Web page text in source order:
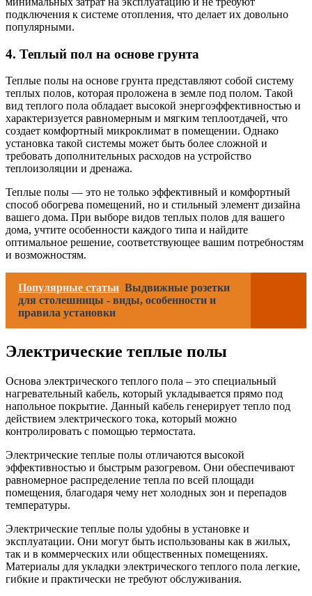
подключения к системе отопления, что делает их довольно
популярными.
4. Теплый пол на основе грунта
Теплые полы на основе грунта представляют собой систему
теплых полов, которая проложена в земле под полом. Такой
вид теплого пола обладает высокой энергоэффективностью и
характеризуется равномерным и мягким теплоотдачей, что
создает комфортный микроклимат в помещении. Однако
установка такой системы может быть более сложной и
требовать дополнительных расходов на устройство
теплоизоляции и дренажа.
Теплые полы — это не только эффективный и комфортный
способ обогрева помещений, но и стильный элемент дизайна
вашего дома. При выборе видов теплых полов для вашего
дома, учтите особенности каждого типа и найдите
оптимальное решение, соответствующее вашим потребностям
и возможностям.
Популярные статьи Выдвижные розетки
для столешницы - виды, особенности и
правила установки
Электрические теплые полы
Основа электрического теплого пола – это специальный
нагревательный кабель, который укладывается прямо под
напольное покрытие. Данный кабель генерирует тепло под
действием электрического тока, который можно
контролировать с помощью термостата.
Электрические теплые полы отличаются высокой
эффективностью и быстрым разогревом. Они обеспечивают
равномерное распределение тепла по всей площади
помещения, благодаря чему нет холодных зон и перепадов
температуры.
Электрические теплые полы удобны в установке и
эксплуатации. Они могут быть использованы как в жилых,
так и в коммерческих или общественных помещениях.
Материалы для укладки электрического теплого пола легкие,
гибкие и практически не требуют обслуживания.